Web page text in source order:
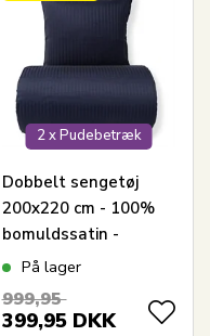
2 x Pudebetræk
Dobbelt sengetøj
200x220 cm - 100%
bomuldssatin -
Klassisk mørkeblå
På lager
999,95
399,95 DKK